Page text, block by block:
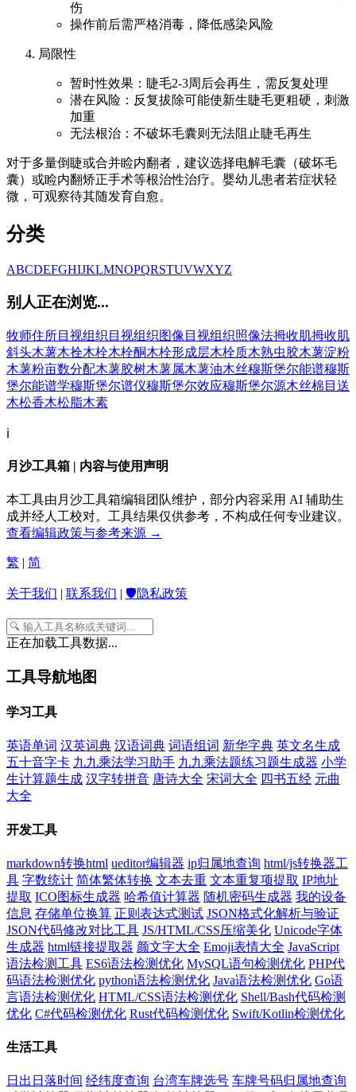
伤
操作前后需严格消毒，降低感染风险
局限性
暂时性效果：睫毛2-3周后会再生，需反复处理
潜在风险：反复拔除可能使新生睫毛更粗硬，刺激
加重
无法根治：不破坏毛囊则无法阻止睫毛再生
对于多量倒睫或合并睑内翻者，建议选择电解毛囊（破坏毛
囊）或睑内翻矫正手术等根治性治疗。婴幼儿患者若症状轻
微，可观察待其随发育自愈。
分类
ABCDEFGHIJKLMNOPQRSTUVWXYZ
别人正在浏览...
牧师住所目视组织 目视组织图像 目视组织照像法拇收肌拇收肌
斜头木薯木拴木栓木栓酮木栓形成层木栓质木熟虫胶木薯淀粉
木薯粉亩数分配木薯胶树木薯属木薯油木丝穆斯堡尔能谱穆斯
堡尔能谱学穆斯堡尔谱仪穆斯堡尔效应穆斯堡尔源木丝棉 目送
木松香木松脂木素
ℹ️
月沙工具箱 | 内容与使用声明
本工具由月沙工具箱编辑团队维护，部分内容采用 AI 辅助生
成并经人工校对。工具结果仅供参考，不构成任何专业建议。
查看编辑政策与参考来源 →
繁 | 简
关于我们 | 联系我们 | 🛡️隐私政策
正在加载工具数据...
工具导航地图
学习工具
英语单词 汉英词典 汉语词典 词语组词 新华字典 英文名生成
五十音字卡 九九乘法学习助手 九九乘法题练习题生成器 小学
生计算题生成 汉字转拼音 唐诗大全 宋词大全 四书五经 元曲
大全
开发工具
markdown转换html ueditor编辑器 ip归属地查询 html/js转换器工
具 字数统计 简体繁体转换 文本去重 文本重复项提取 IP地址
提取 ICO图标生成器 哈希值计算器 随机密码生成器 我的设备
信息 存储单位换算 正则表达式测试 JSON格式化解析与验证
JSON代码修改对比工具 JS/HTML/CSS压缩美化 Unicode字体
生成器 html链接提取器 颜文字大全 Emoji表情大全 JavaScript
语法检测工具 ES6语法检测优化 MySQL语句检测优化 PHP代
码语法检测优化 python语法检测优化 Java语法检测优化 Go语
言语法检测优化 HTML/CSS语法检测优化 Shell/Bash代码检测
优化 C#代码检测优化 Rust代码检测优化 Swift/Kotlin检测优化
生活工具
日出日落时间 经纬度查询 台湾车牌选号 车牌号码归属地查询